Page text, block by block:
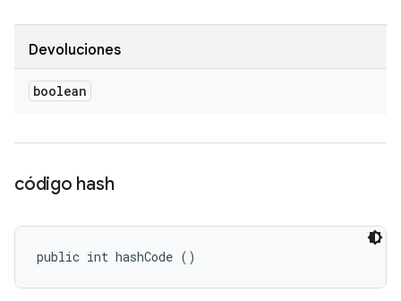
Devoluciones
boolean
código hash
public int hashCode ()